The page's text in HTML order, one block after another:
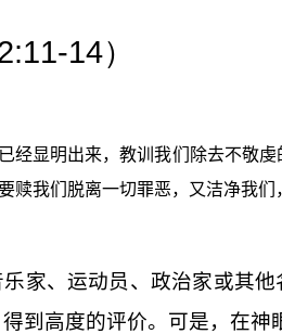
14）
经显明出来，教训我们除去不敬
赎我们脱离一切罪恶，又洁净我们
家、运动员、政治家或其
到高度的评价。可是，在神